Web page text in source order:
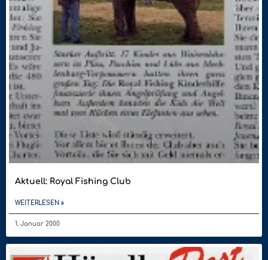
Aktuell: Royal Fishing Club
WEITERLESEN »
1. Januar 2000